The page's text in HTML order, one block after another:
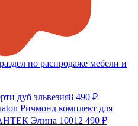
по распродаже мебели и
дуб эльвезия8 490 ₽
Ричмонд комплект для
Элина 10012 490 ₽